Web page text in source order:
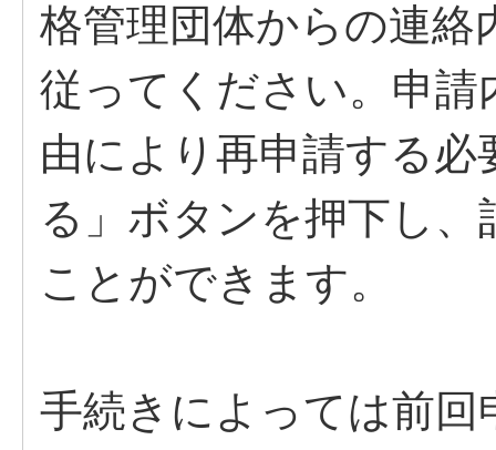
格管理団体からの連絡
従ってください。申
由により再申請する
る」ボタンを押下し
ことができます。
手続きによっては前